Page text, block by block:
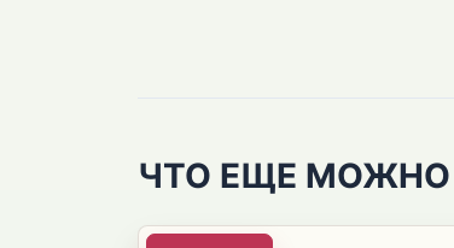
ЧТО ЕЩЕ МОЖНО